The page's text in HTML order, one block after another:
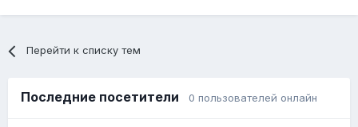
Перейти к списку тем
Последние посетители 0 пользователей онлайн